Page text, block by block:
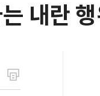
내란